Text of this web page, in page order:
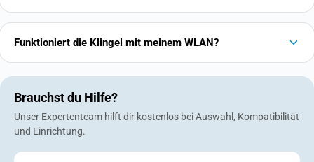
Funktioniert die Klingel mit meinem WLAN?
Brauchst du Hilfe?
Unser Expertenteam hilft dir kostenlos bei Auswahl, Kompatibilität
und Einrichtung.